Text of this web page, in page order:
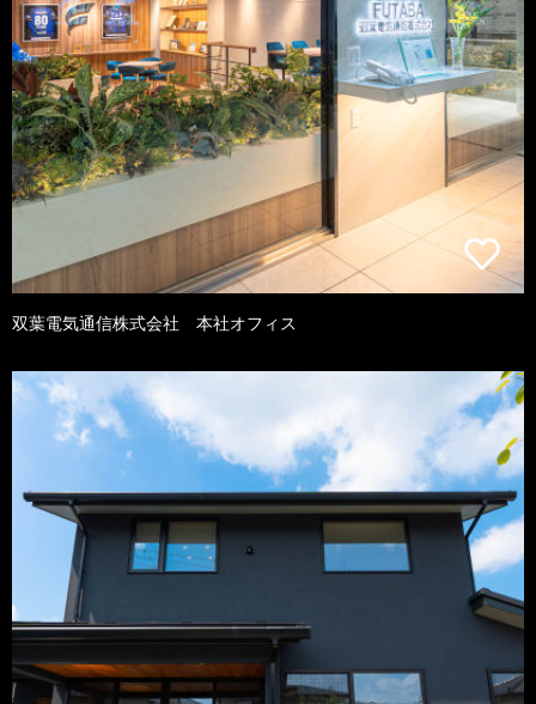
双葉電気通信株式会社 本社オフィス